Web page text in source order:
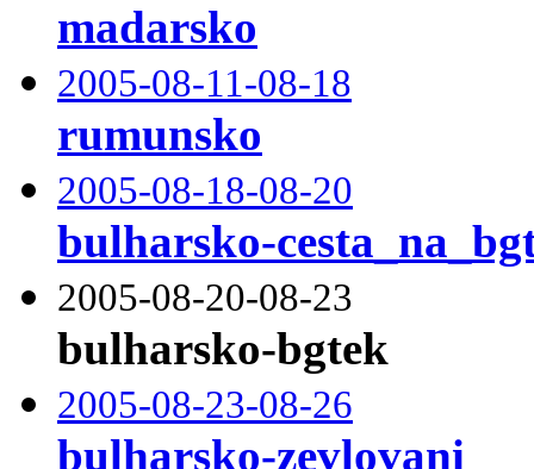
madarsko
2005-08-11-08-18
rumunsko
2005-08-18-08-20
bulharsko-
2005-08-20-08-23
bulharsko-bgtek
2005-08-23-08-26
bulharsko-zevlovani